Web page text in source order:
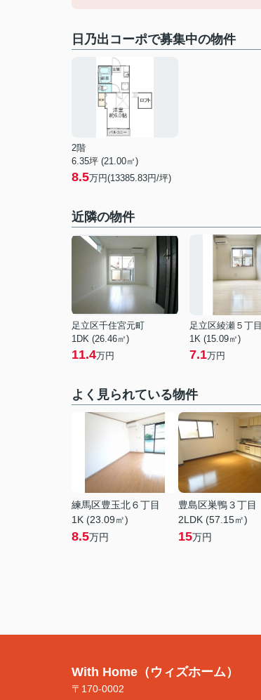
日乃出コーポで募集中の物件
2階
6.35坪 (21.00㎡)
8.5万円(13385.83円/坪)
近隣の物件
足立区千住宮元町
1DK (26.46㎡)
11.4万円
足立区綾瀬５丁目
1K (15.09㎡)
7.1万円
よく見られている物件
練馬区豊玉北６丁目
1K (23.09㎡)
8.5万円
豊島区巣鴨３丁目
2LDK (57.15㎡)
15万円
With Home（ウィズホーム）
〒170-0002